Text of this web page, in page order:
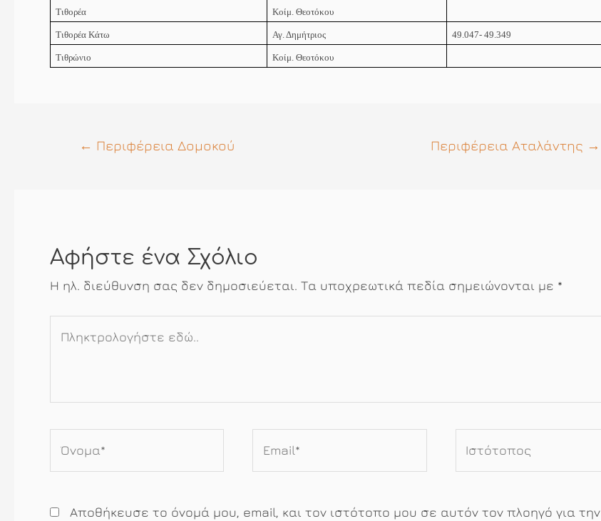
Τιθορέα Κοίμ. Θεοτόκου
Τιθορέα Κάτω Αγ. Δημήτριος 49.047- 49.349
Τιθρώνιο Κοίμ. Θεοτόκου
Πλοήγηση
← Περιφέρεια Δομοκού Περιφέρεια Αταλάντης →
Αφήστε ένα Σχόλιο
Η ηλ. διεύθυνση σας δεν δημοσιεύεται. Τα υποχρεωτικά πεδία σημειώνονται με *
Αποθήκευσε το όνομά μου, email, και τον ιστότοπο μου σε αυτόν τον πλοηγό για την